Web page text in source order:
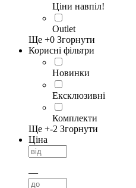
Ціни навпіл!
Outlet
Ще +0 Згорнути
Корисні фільтри
Новинки
Ексклюзивні
Комплекти
Ще +-2 Згорнути
Ціна
—